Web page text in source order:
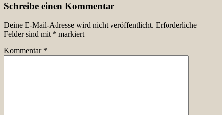
Schreibe einen Kommentar
Deine E-Mail-Adresse wird nicht veröffentlicht. Erforderliche
Felder sind mit * markiert
Kommentar *